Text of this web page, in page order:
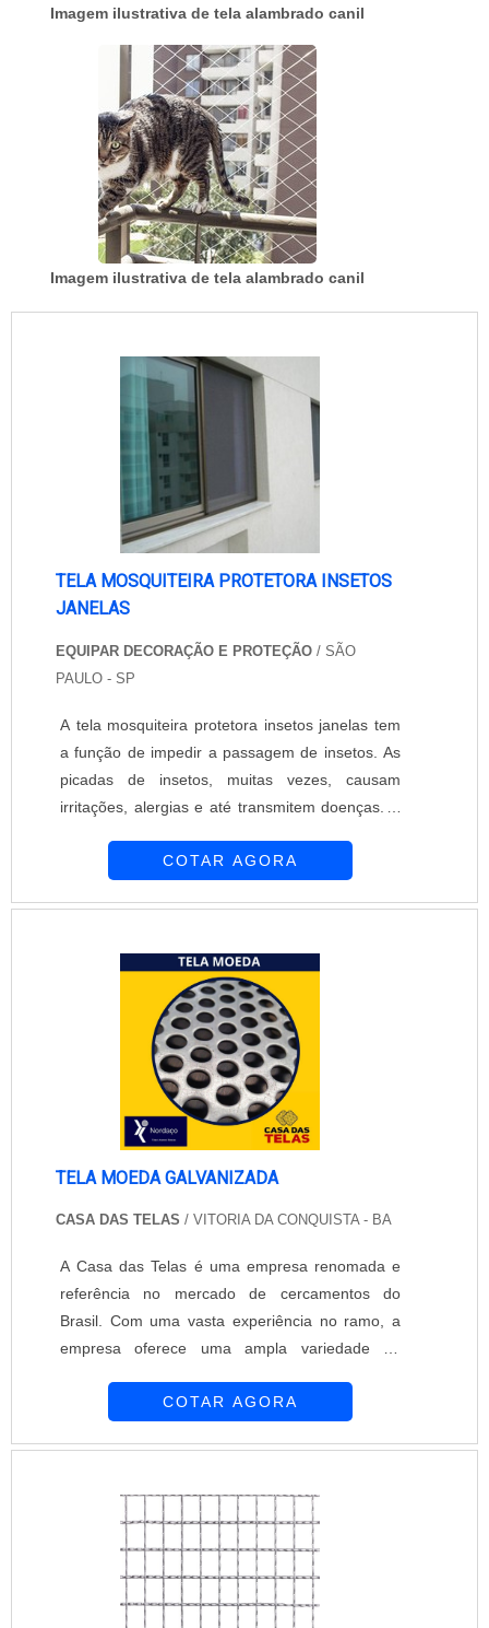
Imagem ilustrativa de tela alambrado canil
Imagem ilustrativa de tela alambrado canil
TELA MOSQUITEIRA PROTETORA INSETOS
JANELAS
EQUIPAR DECORAÇÃO E PROTEÇÃO / SÃO
PAULO - SP
A tela mosquiteira protetora insetos janelas tem
a função de impedir a passagem de insetos. As
picadas de insetos, muitas vezes, causam
irritações, alergias e até transmitem doenças. A
janelas é uma forma de prevenção contra
ocupa uma posição de destaque no ramo em
COTAR AGORA
TELA MOEDA GALVANIZADA
CASA DAS TELAS / VITORIA DA CONQUISTA - BA
A Casa das Telas é uma empresa renomada e
referência no mercado de cercamentos do
Brasil. Com uma vasta experiência no ramo, a
empresa oferece uma ampla variedade de
moeda galvanizada.A tela moeda galvanizada é
galvanizado, o que confere maior resistência e
durabilidade ao produto. Além disso, a
galvanização proporciona uma camada protetora
que protege a tela contra a corrosão,
aumentando sua vida útil.Essa tela possui um
COTAR AGORA